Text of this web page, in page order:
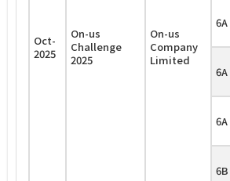
Oct-
2025
On-us
Challenge
2025
On-us
Company
Limited
6A
6A
6A
6B